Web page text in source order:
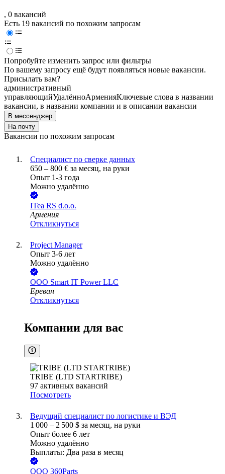
, 0 вакансий
Есть 19 вакансий по похожим запросам
Попробуйте изменить запрос или фильтры
По вашему запросу ещё будут появляться новые вакансии.
Присылать вам?
административный
управляющийУдалённоАрменияКлючевые слова в названии
вакансии, в названии компании и в описании вакансии
В мессенджер
На почту
Вакансии по похожим запросам
Специалист по сверке данных
650 – 800 € за месяц, на руки
Опыт 1-3 года
Можно удалённо
ITea RS d.o.o.
Армения
Откликнуться
Project Manager
Опыт 3-6 лет
Можно удалённо
ООО Smart IT Power LLC
Ереван
Откликнуться
Компании для вас
TRIBE (LTD STARTRIBE)
97 активных вакансий
Посмотреть
Ведущий специалист по логистике и ВЭД
1 000 – 2 500 $ за месяц, на руки
Опыт более 6 лет
Можно удалённо
Выплаты: Два раза в месяц
ООО 360Parts